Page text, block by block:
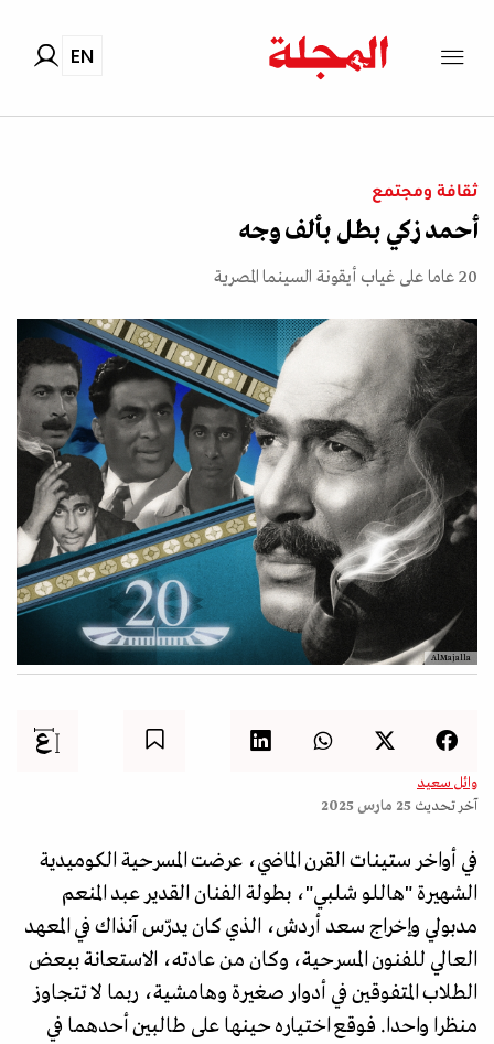
EN
ثقافة ومجتمع
أحمد زكي بطل بألف وجه
20 عاما على غياب أيقونة السينما المصرية
AlMajalla
وائل سعيد
آخر تحديث 25 مارس 2025
في أواخر ستينات القرن الماضي، عرضت المسرحية الكوميدية
الشهيرة "هاللو شلبي"، بطولة الفنان القدير عبد المنعم
مدبولي وإخراج سعد أردش، الذي كان يدرّس آنذاك في المعهد
العالي للفنون المسرحية، وكان من عادته، الاستعانة ببعض
الطلاب المتفوقين في أدوار صغيرة وهامشية، ربما لا تتجاوز
منظرا واحدا. فوقع اختياره حينها على طالبين أحدهما في